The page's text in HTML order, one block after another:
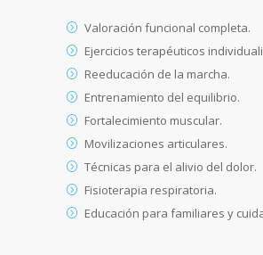
Valoración funcional completa.
Ejercicios terapéuticos
Reeducación de la marcha.
Entrenamiento del equilibrio.
Fortalecimiento muscular.
Movilizaciones articulares.
Técnicas para el alivio del dolor.
Fisioterapia respiratoria.
Educación para familiares y